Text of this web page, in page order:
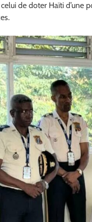
de doter Haïti